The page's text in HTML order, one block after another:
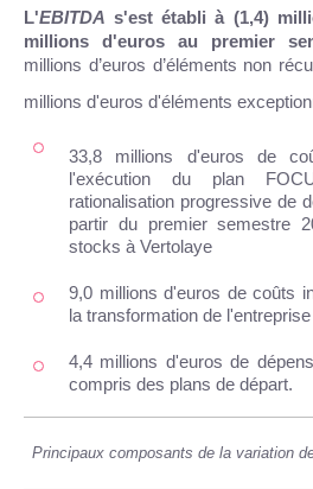
L'EBITDA s'est établi à (1,4)
millions d'euros au premier
millions d’euros d’éléments non
millions d'euros d'éléments
33,8 millions d'euros de
l'exécution du plan
rationalisation progressive de
partir du premier semestre
stocks à Vertolaye
9,0 millions d'euros de coûts
la transformation de l'entreprise
4,4 millions d'euros de
compris des plans de départ.
Principaux composants de la variation